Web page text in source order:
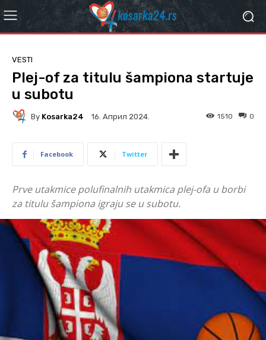
VESTI
Plej-of za titulu šampiona startuje
u subotu
By Kosarka24 16. Април 2024. 0
1510
Facebook Twitter
Prve utakmice polufinalnih utakmica plej-ofa u borbi
za titulu šampiona igraju se u subotu.